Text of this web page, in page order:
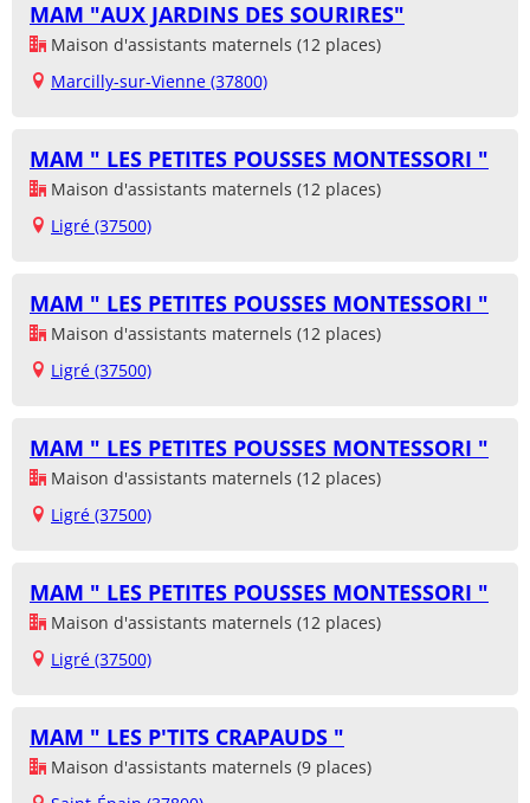
MAM "AUX JARDINS DES SOURIRES"
Maison d'assistants maternels (12 places)
Marcilly-sur-Vienne (37800)
MAM " LES PETITES POUSSES MONTESSORI "
Maison d'assistants maternels (12 places)
Ligré (37500)
MAM " LES PETITES POUSSES MONTESSORI "
Maison d'assistants maternels (12 places)
Ligré (37500)
MAM " LES PETITES POUSSES MONTESSORI "
Maison d'assistants maternels (12 places)
Ligré (37500)
MAM " LES PETITES POUSSES MONTESSORI "
Maison d'assistants maternels (12 places)
Ligré (37500)
MAM " LES P'TITS CRAPAUDS "
Maison d'assistants maternels (9 places)